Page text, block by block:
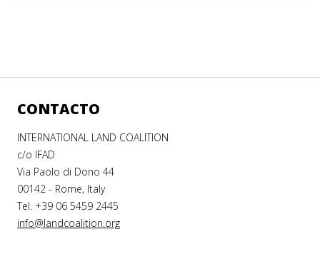
CONTACTO
INTERNATIONAL LAND COALITION
c/o IFAD
Via Paolo di Dono 44
00142 - Rome, Italy
Tel. +39 06 5459 2445
info@landcoalition.org